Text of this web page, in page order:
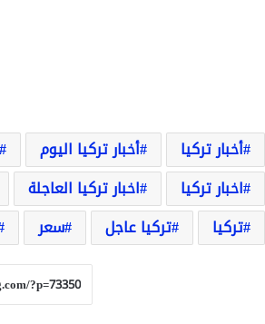
أخبار تركيا أخبار تركيا اليوم
اخبار تركيا
اخبار تركيا العاجلة
تركيا
تركيا عاجل سعر